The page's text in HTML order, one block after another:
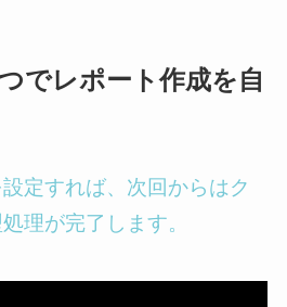
でレポート作成を自
定すれば、次回からはク
理が完了します。